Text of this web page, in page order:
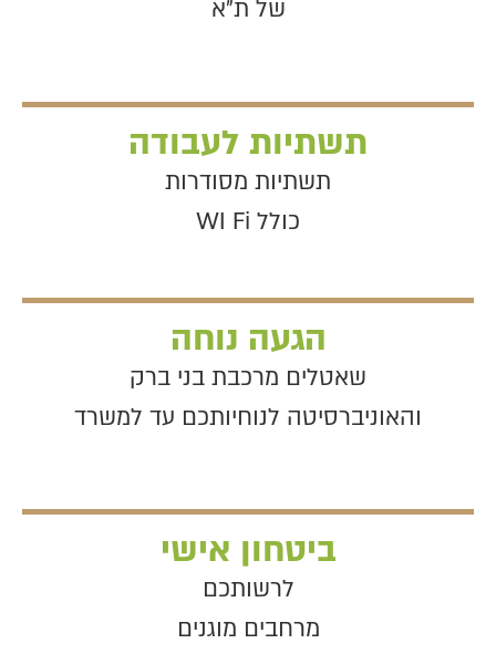
של ת"א
תשתיות לעבודה
תשתיות מסודרות
כולל WI Fi
הגעה נוחה
שאטלים מרכבת בני ברק
והאוניברסיטה לנוחיותכם עד למשרד
ביטחון אישי
לרשותכם
מרחבים מוגנים